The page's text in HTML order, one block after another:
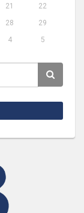
21
22
28
29
4 5